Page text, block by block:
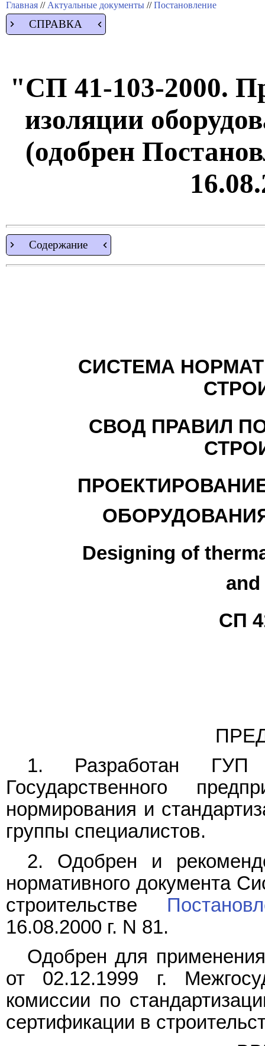
Главная // Актуальные документы //Постановление
СПРАВКА
"СП 41-103-2000.
изоляции
(одобрен
Содержание
СИСТЕМА
СВОД ПРАВИЛ
Designing of
СП
1. Разработан ГУП
Государственного
нормирования и
группы специалистов.
2. Одобрен и
нормативного документа
строительстве
16.08.2000 г. N 81.
Одобрен для
от 02.12.1999 г.
комиссии по
сертификации в